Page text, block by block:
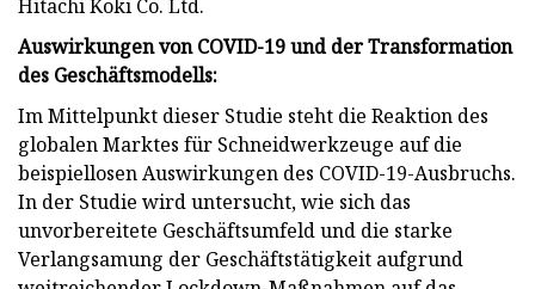
Hitachi Koki Co. Ltd.
Auswirkungen von COVID-19 und der Transformation
des Geschäftsmodells:
Im Mittelpunkt dieser Studie steht die Reaktion des
globalen Marktes für Schneidwerkzeuge auf die
beispiellosen Auswirkungen des COVID-19-Ausbruchs.
In der Studie wird untersucht, wie sich das
unvorbereitete Geschäftsumfeld und die starke
Verlangsamung der Geschäftstätigkeit aufgrund